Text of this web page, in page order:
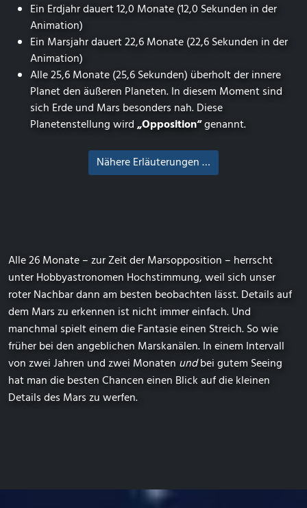
Ein Erdjahr dauert 12,0 Monate (12,0 Sekunden in der
Animation)
Ein Marsjahr dauert 22,6 Monate (22,6 Sekunden in der
Animation)
Alle 25,6 Monate (25,6 Sekunden) überholt der innere
Planet den äußeren Planeten. In diesem Moment sind
sich Erde und Mars besonders nah. Diese
Planetenstellung wird„Opposition“genannt.
Nähere Erläuterungen …
Alle 26 Monate – zur Zeit der Marsopposition – herrscht
unter Hobbyastronomen Hochstimmung, weil sich unser
roter Nachbar dann am besten beobachten lässt. Details auf
dem Mars zu erkennen ist nicht immer einfach. Und
manchmal spielt einem die Fantasie einen Streich. So wie
früher bei den angeblichen Marskanälen. In einem Intervall
von zwei Jahren und zwei Monaten undbei gutem Seeing
hat man die besten Chancen einen Blick auf die kleinen
Details des Mars zu werfen.